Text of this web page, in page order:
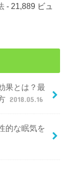
- 21,889 ビュ
果とは？最
2018.05.16
的な眠気を